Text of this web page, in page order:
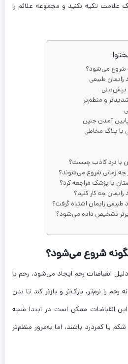
علامت تکیه نکنید و مجموعه علائم را
شروع می‌شود؟
زایمان طبیعی
با درد کاذب چیست؟
چه زمانی شروع می‌شوند؟
یا پزشک مراجعه کرد؟
چه کار کنیم؟
طبیعی زایمان اشتباه گرفت؟
دیرتر تشخیص داده می‌شود؟
شروع می‌شود؟
انقباضات رحم ایجاد می‌شود. رحم با
را نرم‌تر، نازک‌تر و بازتر کند تا بدن
این انقباضات ممکن است در ابتدا شبیه
یا کمردرد باشند، اما به‌مرور منظم‌تر